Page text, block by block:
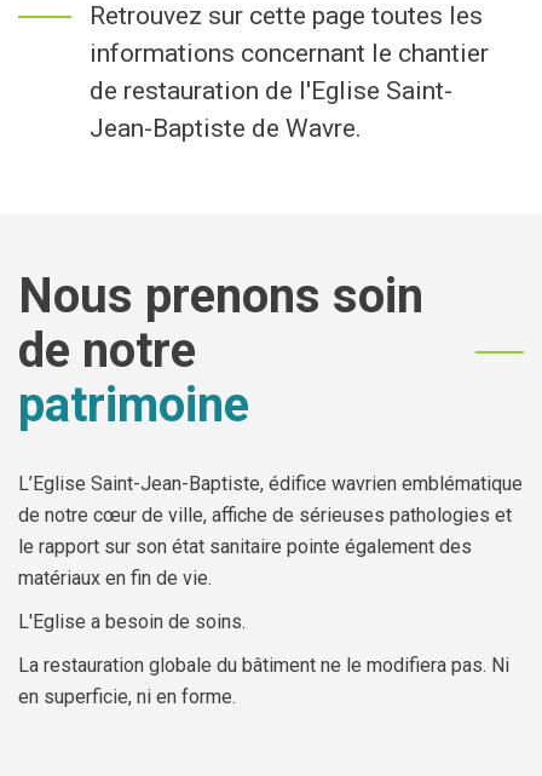
Vie Communale
Vivre à Wavre
Economie
Je suis
Association
Aîné
Commerçant
En situation de handicap
Investisseur
Jeune
Journaliste
Je trouve
Mes démarches en ligne
Services communaux
Agenda
Enquêtes publiques
Location de salles
Offres d'emploi
Retrouvez sur cette page toutes les
informations concernant le chantier
de restauration de l'Eglise Saint-
Jean-Baptiste de Wavre.
Nous prenons soin
de notre
patrimoine
L’Eglise Saint-Jean-Baptiste, édifice wavrien emblématique
de notre cœur de ville, affiche de sérieuses pathologies et
le rapport sur son état sanitaire pointe également des
matériaux en fin de vie.
L'Eglise a besoin de soins.
La restauration globale du bâtiment ne le modifiera pas. Ni
en superficie, ni en forme.